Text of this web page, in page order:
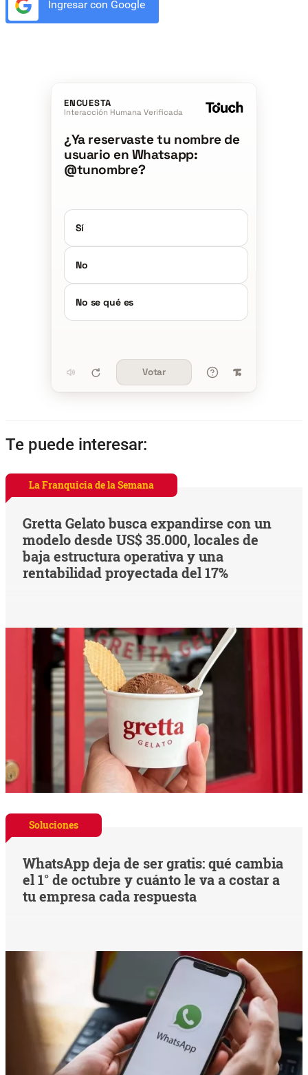
Ingresar con Google
ENCUESTA
Interacción Humana Verificada
¿Ya reservaste tu nombre de
usuario en Whatsapp:
@tunombre?
Sí
No
No se qué es
Votar
Te puede interesar:
La Franquicia de la Semana
Gretta Gelato busca expandirse con un
modelo desde US$ 35.000, locales de
baja estructura operativa y una
rentabilidad proyectada del 17%
Soluciones
WhatsApp deja de ser gratis: qué cambia
el 1° de octubre y cuánto le va a costar a
tu empresa cada respuesta